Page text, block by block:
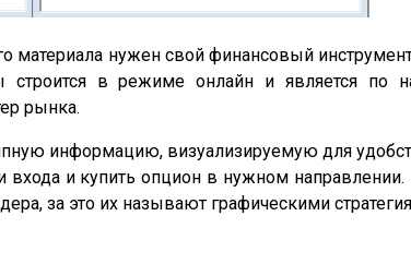
материала нужен свой финансовый
строится в режиме онлайн и является
рынка.
информацию, визуализируемую для
и купить опцион в нужном
за это их называют графическими